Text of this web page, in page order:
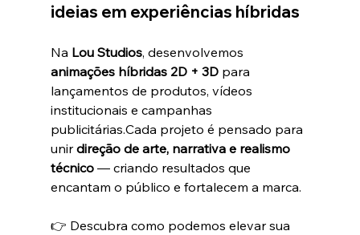
ideias em experiências híbridas
Na Lou Studios, desenvolvemos
animações híbridas 2D + 3D para
lançamentos de produtos, vídeos
institucionais e campanhas
publicitárias.Cada projeto é pensado para
unir direção de arte, narrativa e realismo
técnico — criando resultados que
encantam o público e fortalecem a marca.
👉 Descubra como podemos elevar sua